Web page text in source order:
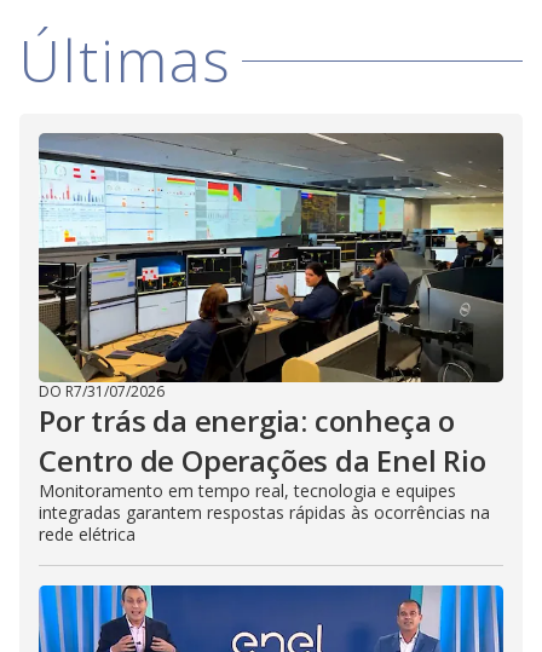
Últimas
DO R7/31/07/2026
Por trás da energia: conheça o
Centro de Operações da Enel Rio
Monitoramento em tempo real, tecnologia e equipes
integradas garantem respostas rápidas às ocorrências na
rede elétrica